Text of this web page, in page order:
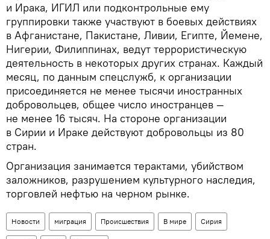
и Ирака, ИГИЛ или подконтрольные ему
группировки также участвуют в боевых действиях
в Афганистане, Пакистане, Ливии, Египте, Йемене,
Нигерии, Филиппинах, ведут террористическую
деятельность в некоторых других странах. Каждый
месяц, по данным спецслужб, к организации
присоединяется не менее тысячи иностранных
добровольцев, общее число иностранцев —
не менее 16 тысяч. На стороне организации
в Сирии и Ираке действуют добровольцы из 80
стран.
Организация занимается терактами, убийством
заложников, разрушением культурного наследия,
торговлей нефтью на черном рынке.
Новости миграция Происшествия В мире Сирия